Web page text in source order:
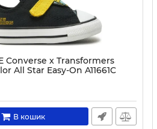
Converse x Transformers
All Star Easy-On A11661C
В кошик